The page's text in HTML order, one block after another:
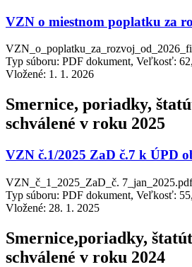
VZN o miestnom poplatku za
Typ súboru: PDF dokument, Veľkosť:
Vložené: 1. 1. 2026
Smernice, poriadky,
schválené v roku 2025
VZN č.1/2025 ZaD č.7 k ÚPD
VZN_č_1_2025_ZaD_č. 7_jan_2025.pdf
Typ súboru: PDF dokument, Veľkosť:
Vložené: 28. 1. 2025
Smernice,poriadky,
schválené v roku 2024